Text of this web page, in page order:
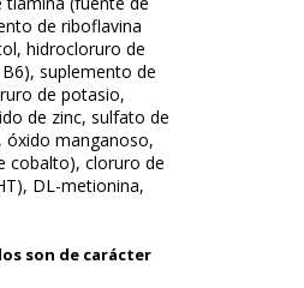
de riboflavina
hidrocloruro de
suplemento de
de potasio,
de zinc, sulfato de
óxido manganoso,
cobalto), cloruro de
DL-metionina,
son de carácter